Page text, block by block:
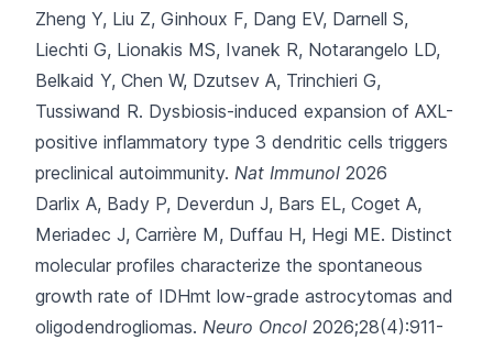
Zheng Y, Liu Z, Ginhoux F, Dang EV, Darnell S,
Liechti G, Lionakis MS, Ivanek R, Notarangelo LD,
Belkaid Y, Chen W, Dzutsev A, Trinchieri G,
Tussiwand R. Dysbiosis-induced expansion of AXL-
positive inflammatory type 3 dendritic cells triggers
preclinical autoimmunity. Nat Immunol 2026
Darlix A, Bady P, Deverdun J, Bars EL, Coget A,
Meriadec J, Carrière M, Duffau H, Hegi ME. Distinct
molecular profiles characterize the spontaneous
growth rate of IDHmt low-grade astrocytomas and
oligodendrogliomas. Neuro Oncol 2026;28(4):911-